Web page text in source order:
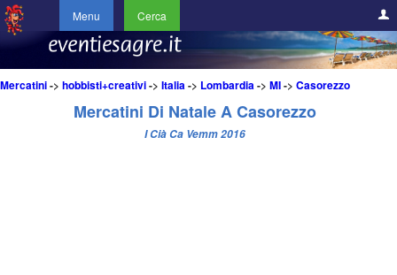
Menu Cerca
Mercatini-> hobbisti+creativi-> Italia-> Lombardia-> MI-> Casorezzo
Mercatini Di Natale A Casorezzo
I Cià Ca Vemm 2016